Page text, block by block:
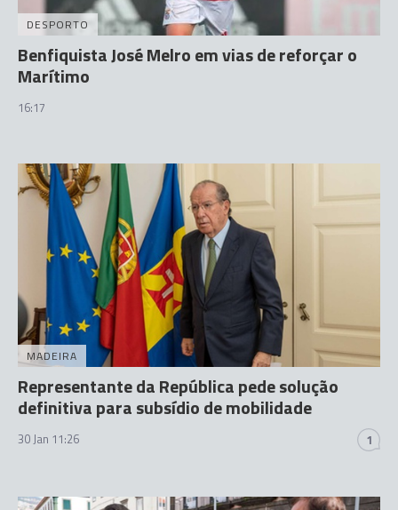
DESPORTO
Benfiquista José Melro em vias de reforçar o
Marítimo
16:17
MADEIRA
Representante da República pede solução
definitiva para subsídio de mobilidade
30 Jan 11:26 1